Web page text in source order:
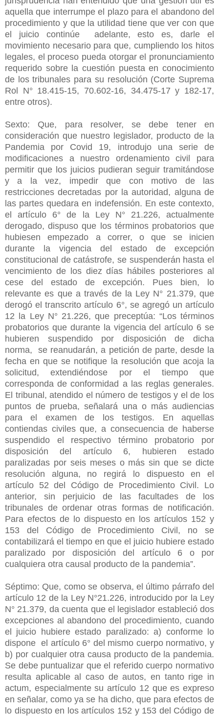
aquella que interrumpe el plazo para el abandono del
procedimiento y que la utilidad tiene que ver con que
el juicio continúe adelante, esto es, darle el
movimiento necesario para que, cumpliendo los hitos
legales, el proceso pueda otorgar el pronunciamiento
requerido sobre la cuestión puesta en conocimiento
de los tribunales para su resolución (Corte Suprema
Rol N° 18.415-15, 70.602-16, 34.475-17 y 182-17,
entre otros).
Sexto: Que, para resolver, se debe tener en
consideración que nuestro legislador, producto de la
Pandemia por Covid 19, introdujo una serie de
modificaciones a nuestro ordenamiento civil para
permitir que los juicios pudieran seguir tramitándose
y a la vez, impedir que con motivo de las
restricciones decretadas por la autoridad, alguna de
las partes quedara en indefensión. En este contexto,
el artículo 6° de la Ley N° 21.226, actualmente
derogado, dispuso que los términos probatorios que
hubiesen empezado a correr, o que se inicien
durante la vigencia del estado de excepción
constitucional de catástrofe, se suspenderán hasta el
vencimiento de los diez días hábiles posteriores al
cese del estado de excepción. Pues bien, lo
relevante es que a través de la Ley N° 21.379, que
derogó el transcrito artículo 6°, se agregó un artículo
12 la Ley N° 21.226, que preceptúa: “Los términos
probatorios que durante la vigencia del artículo 6 se
hubieren suspendido por disposición de dicha
norma, se reanudarán, a petición de parte, desde la
fecha en que se notifique la resolución que acoja la
solicitud, extendiéndose por el tiempo que
corresponda de conformidad a las reglas generales.
El tribunal, atendido el número de testigos y el de los
puntos de prueba, señalará una o más audiencias
para el examen de los testigos. En aquellas
contiendas civiles que, a consecuencia de haberse
suspendido el respectivo término probatorio por
disposición del artículo 6, hubieren estado
paralizadas por seis meses o más sin que se dicte
resolución alguna, no regirá lo dispuesto en el
artículo 52 del Código de Procedimiento Civil. Lo
anterior, sin perjuicio de las facultades de los
tribunales de ordenar otras formas de notificación.
Para efectos de lo dispuesto en los artículos 152 y
153 del Código de Procedimiento Civil, no se
contabilizará el tiempo en que el juicio hubiere estado
paralizado por disposición del artículo 6 o por
cualquiera otra causal producto de la pandemia”.
Séptimo: Que, como se observa, el último párrafo del
artículo 12 de la Ley N°21.226, introducido por la Ley
N° 21.379, da cuenta que el legislador estableció dos
excepciones al abandono del procedimiento, cuando
el juicio hubiere estado paralizado: a) conforme lo
dispone el artículo 6° del mismo cuerpo normativo, y
b) por cualquier otra causa producto de la pandemia.
Se debe puntualizar que el referido cuerpo normativo
resulta aplicable al caso de autos, en tanto rige in
actum, especialmente su artículo 12 que es expreso
en señalar, como ya se ha dicho, que para efectos de
lo dispuesto en los artículos 152 y 153 del Código de